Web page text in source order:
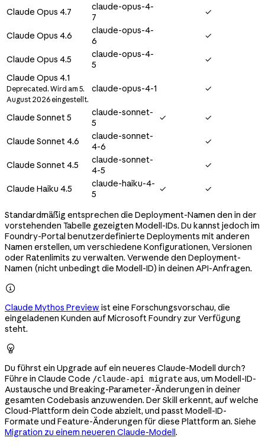
Claude Opus 4.7
claude-opus-4-
7
✓
Claude Opus 4.6
claude-opus-4-
6
✓
Claude Opus 4.5
claude-opus-4-
5
✓
Claude Opus 4.1
Deprecated. Wird am 5.
August 2026 eingestellt.
claude-opus-4-1 ✓
Claude Sonnet 5
claude-sonnet-
5
✓ ✓
Claude Sonnet 4.6
claude-sonnet-
4-6
✓
Claude Sonnet 4.5
claude-sonnet-
4-5
✓
Claude Haiku 4.5
claude-haiku-4-
5
✓ ✓
Standardmäßig entsprechen die Deployment-Namen den in der
vorstehenden Tabelle gezeigten Modell-IDs. Du kannst jedoch im
Foundry-Portal benutzerdefinierte Deployments mit anderen
Namen erstellen, um verschiedene Konfigurationen, Versionen
oder Ratenlimits zu verwalten. Verwende den Deployment-
Namen (nicht unbedingt die Modell-ID) in deinen API-Anfragen.

Claude Mythos Preview ist eine Forschungsvorschau, die
eingeladenen Kunden auf Microsoft Foundry zur Verfügung
steht.

Du führst ein Upgrade auf ein neueres Claude-Modell durch?
Führe in Claude Code /claude-api migrateaus, um Modell-ID-
Austausche und Breaking-Parameter-Änderungen in deiner
gesamten Codebasis anzuwenden. Der Skill erkennt, auf welche
Cloud-Plattform dein Code abzielt, und passt Modell-ID-
Formate und Feature-Änderungen für diese Plattform an. Siehe
Migration zu einem neueren Claude-Modell.